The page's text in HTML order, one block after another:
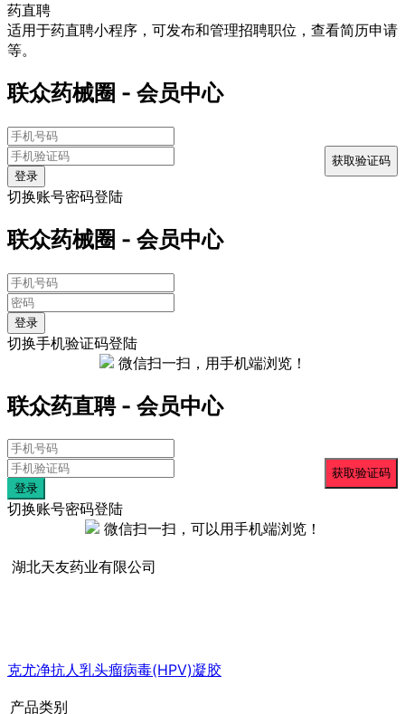
药直聘
适用于药直聘小程序，可发布和管理招聘职位，查看简历申请
等。
联众药械圈 - 会员中心
登录
切换账号密码登陆
联众药械圈 - 会员中心
登录
切换手机验证码登陆
微信扫一扫，用手机端浏览！
联众药直聘 - 会员中心
登录
切换账号密码登陆
微信扫一扫，可以用手机端浏览！
湖北天友药业有限公司
克尤净抗人乳头瘤病毒(HPV)凝胶
产品类别